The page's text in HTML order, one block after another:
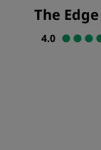
The Edge
4.0